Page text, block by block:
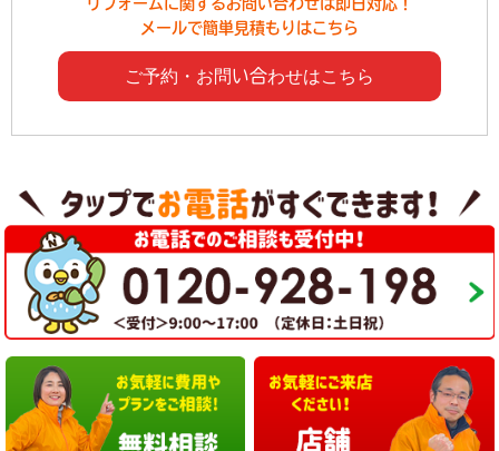
リフォームに関するお問い合わせは即日対応！
メールで簡単見積もりはこちら
ご予約・お問い合わせはこちら